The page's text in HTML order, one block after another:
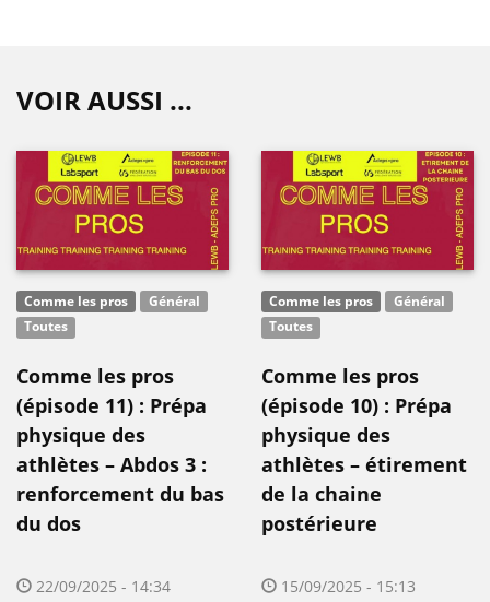
VOIR AUSSI ...
Comme les pros
Général
Toutes
Comme les pros
(épisode 11) : Prépa
physique des
athlètes – Abdos 3 :
renforcement du bas
du dos
22/09/2025 - 14:34
Comme les pros
Général
Toutes
Comme les pros
(épisode 10) : Prépa
physique des
athlètes – étirement
de la chaine
postérieure
15/09/2025 - 15:13